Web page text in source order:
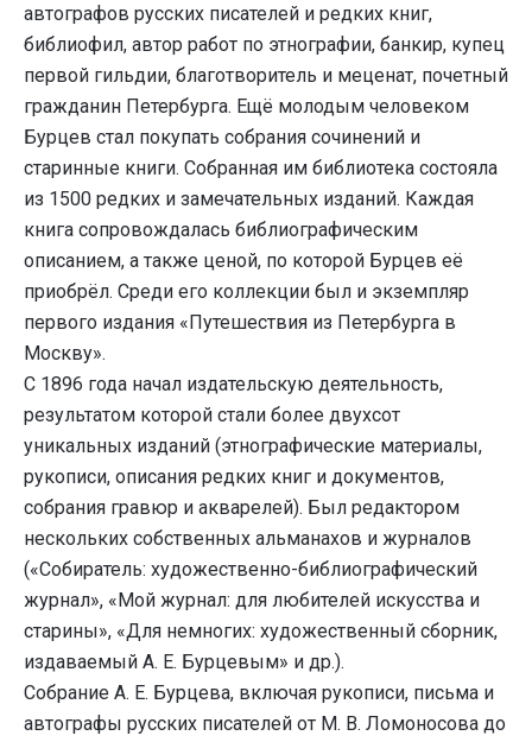
автографов русских писателей и редких книг,
библиофил, автор работ по этнографии, банкир, купец
первой гильдии, благотворитель и меценат, почетный
гражданин Петербурга. Ещё молодым человеком
Бурцев стал покупать собрания сочинений и
старинные книги. Собранная им библиотека состояла
из 1500 редких и замечательных изданий. Каждая
книга сопровождалась библиографическим
описанием, а также ценой, по которой Бурцев её
приобрёл. Среди его коллекции был и экземпляр
первого издания «Путешествия из Петербурга в
Москву».
С 1896 года начал издательскую деятельность,
результатом которой стали более двухсот
уникальных изданий (этнографические материалы,
рукописи, описания редких книг и документов,
собрания гравюр и акварелей). Был редактором
нескольких собственных альманахов и журналов
(«Собиратель: художественно-библиографический
журнал», «Мой журнал: для любителей искусства и
старины», «Для немногих: художественный сборник,
издаваемый А. Е. Бурцевым» и др.).
Собрание А. Е. Бурцева, включая рукописи, письма и
автографы русских писателей от М. В. Ломоносова до